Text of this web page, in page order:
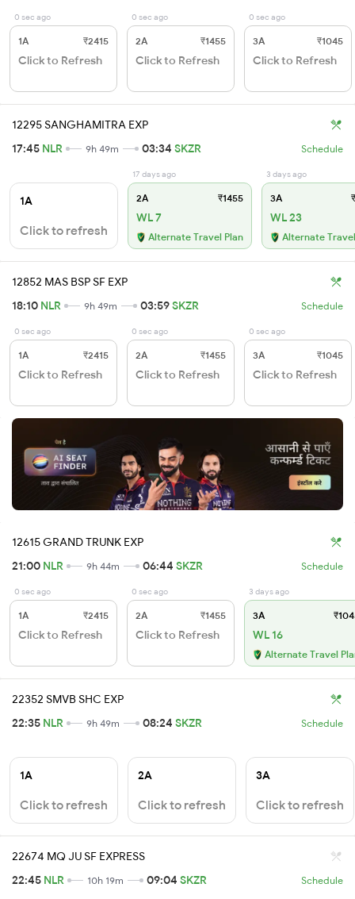
0 sec ago
1A ₹2415
Click to Refresh
0 sec ago
2A ₹1455
Click to Refresh
0 sec ago
3A ₹1045
Click to Refresh
12295 SANGHAMITRA EXP
17:45 NLR 9h 49m 03:34 SKZR Schedule
1A
Click to refresh
17 days ago
2A ₹1455
WL 7
Alternate Travel Plan
3 days ago
3A
WL 23
Alternate
12852 MAS BSP SF EXP
18:10 NLR 9h 49m 03:59SKZR Schedule
0 sec ago
1A ₹2415
Click to Refresh
0 sec ago
2A ₹1455
Click to Refresh
0 sec ago
3A ₹1045
Click to Refresh
12615 GRAND TRUNK EXP
21:00 NLR 9h 44m 06:44 SKZR Schedule
0 sec ago
1A ₹2415
Click to Refresh
0 sec ago
2A ₹1455
Click to Refresh
3 days ago
3A
WL 16
Alternate Travel
22352 SMVB SHC EXP
22:35 NLR 9h 49m 08:24 SKZR Schedule
1A
Click to refresh
2A
Click to refresh
3A
Click to refresh
22674 MQ JU SF EXPRESS
22:45 NLR 10h 19m 09:04 SKZR Schedule